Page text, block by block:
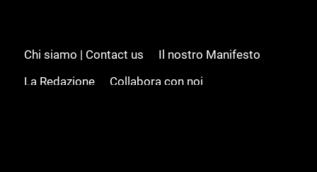
Chi siamo | Contact us
Il nostro Manifesto
La Redazione
Collabora con noi